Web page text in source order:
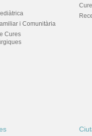
i Comunitària
Cures